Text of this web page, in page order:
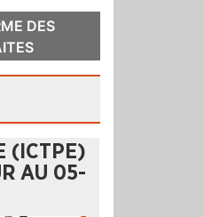
DES
(ICTPE)
AU 05-